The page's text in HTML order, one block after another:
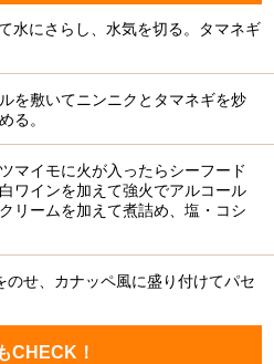
水にさらし、水気を切る。タマネギ
を敷いてニンニクとタマネギを炒
る。
マイモに火が入ったらシーフード
ワインを加えて強火でアルコール
リームを加えて煮詰め、塩・コシ
せ、カナッペ風に盛り付けてパセ
CHECK！